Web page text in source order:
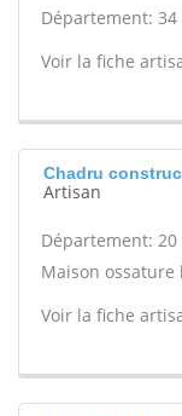
Département: 34
Voir la fiche
Chadru
Artisan
Département: 20
Maison ossature
Voir la fiche